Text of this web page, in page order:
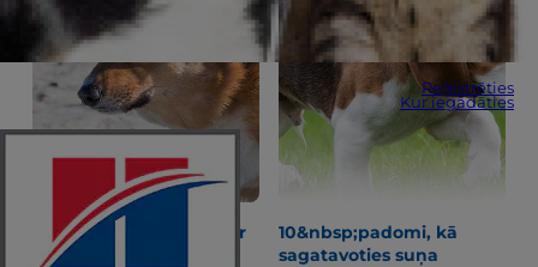
Reģistrēties
Kur iegādāties
"Kāpēc manam sunim ir
aizcietējums?" un citi
10&nbsp;padomi, kā
sagatavoties suņa